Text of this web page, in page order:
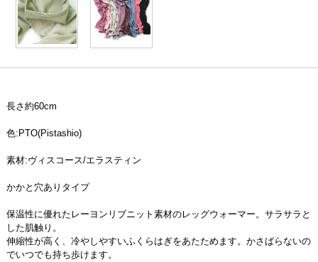
長さ約60cm
色:PTO(Pistashio)
素材:ヴィスコース/エラスティン
かかと穴ありタイプ
保温性に優れたレーヨンリブニット素材のレッグウォーマー。サラサラと
した肌触り。
伸縮性が高く、冷やしやすいふくらはぎをあたためます。かさばらないの
でいつでも持ち歩けます。